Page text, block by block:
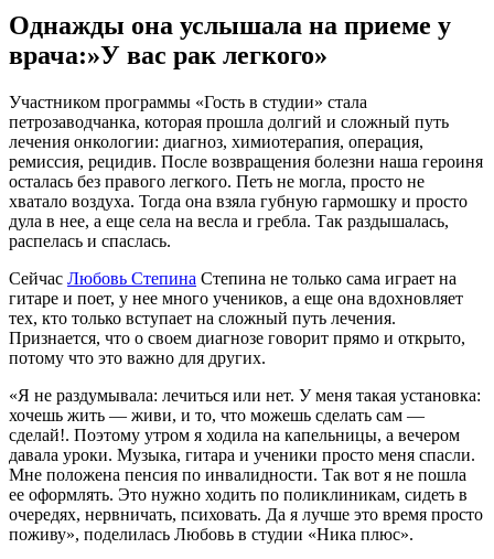
Однажды она услышала на приеме у
врача:»У вас рак легкого»
Участником программы «Гость в студии» стала
петрозаводчанка, которая прошла долгий и сложный путь
лечения онкологии: диагноз, химиотерапия, операция,
ремиссия, рецидив. После возвращения болезни наша героиня
осталась без правого легкого. Петь не могла, просто не
хватало воздуха. Тогда она взяла губную гармошку и просто
дула в нее, а еще села на весла и гребла. Так раздышалась,
распелась и спаслась.
Сейчас Любовь Степина Степина не только сама играет на
гитаре и поет, у нее много учеников, а еще она вдохновляет
тех, кто только вступает на сложный путь лечения.
Признается, что о своем диагнозе говорит прямо и открыто,
потому что это важно для других.
«Я не раздумывала: лечиться или нет. У меня такая установка:
хочешь жить — живи, и то, что можешь сделать сам —
сделай!. Поэтому утром я ходила на капельницы, а вечером
давала уроки. Музыка, гитара и ученики просто меня спасли.
Мне положена пенсия по инвалидности. Так вот я не пошла
ее оформлять. Это нужно ходить по поликлиникам, сидеть в
очередях, нервничать, психовать. Да я лучше это время просто
поживу», поделилась Любовь в студии «Ника плюс».